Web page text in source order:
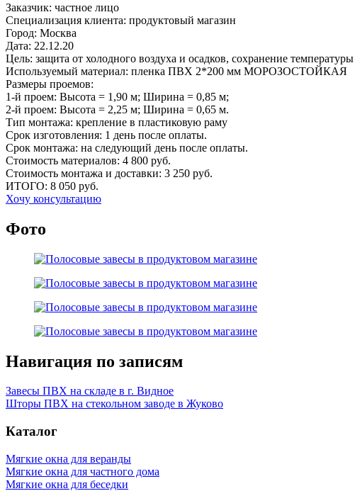
Заказчик: частное лицо
Специализация клиента: продуктовый магазин
Город: Москва
Дата: 22.12.20
Цель: защита от холодного воздуха и осадков, сохранение
Используемый материал: пленка ПВХ 2*200 мм МОРОЗОСТОЙКАЯ
Размеры проемов:
1-й проем: Высота = 1,90 м; Ширина = 0,85 м;
2-й проем: Высота = 2,25 м; Ширина = 0,65 м.
Тип монтажа: крепление в пластиковую раму
Срок изготовления: 1 день после оплаты.
Срок монтажа: на следующий день после оплаты.
Стоимость материалов: 4 800 руб.
Стоимость монтажа и доставки: 3 250 руб.
ИТОГО: 8 050 руб.
Хочу консультацию
Фото
Навигация по записям
Завесы ПВХ на складе в г. Видное
Шторы ПВХ на стекольном заводе в Жуково
Каталог
Мягкие окна для веранды
Мягкие окна для частного дома
Мягкие окна для беседки